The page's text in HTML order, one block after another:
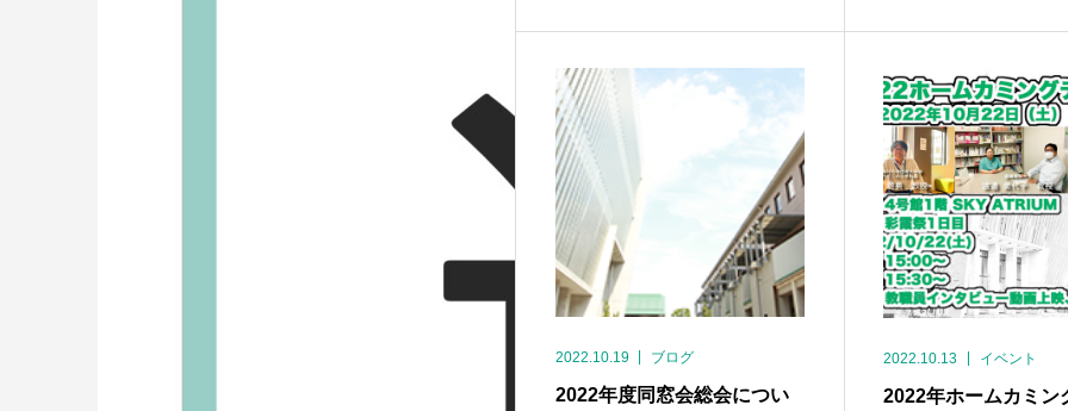
2022.10.19 ブログ
2022年度同窓会総会につい
2022.10.13 イベント
2022年ホームカミン